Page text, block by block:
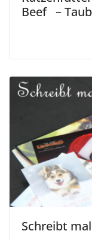
Beef –
Schreibt